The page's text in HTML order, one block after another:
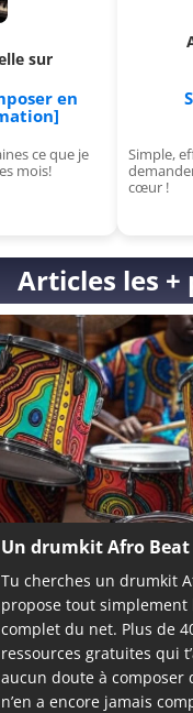
Avis de
Sonorités
Simple, efficace et
demander de plus ? Un
Articles les
Un drumkit Afro Beat
Tu cherches un drumkit
propose tout
complet du net. Plus de
ressources gratuites qui
aucun doute à composer
n’en a encore jamais